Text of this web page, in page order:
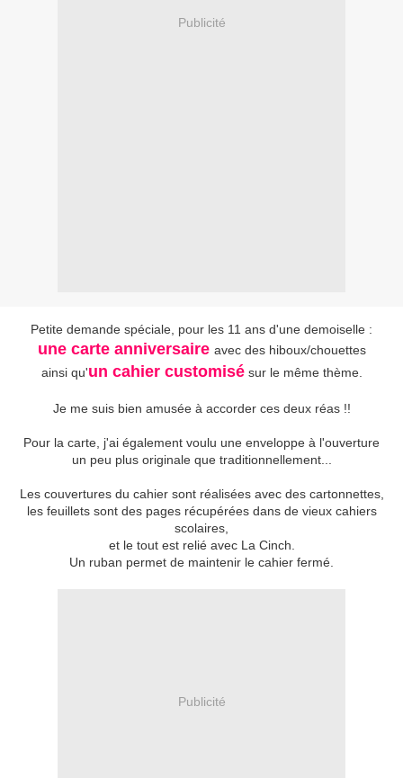
Publicité
Petite demande spéciale, pour les 11 ans d'une demoiselle :
une carte anniversaire avec des hiboux/chouettes
ainsi qu'un cahier customisésur le même thème.
Je me suis bien amusée à accorder ces deux réas !!
Pour la carte, j'ai également voulu une enveloppe à l'ouverture
un peu plus originale que traditionnellement...
Les couvertures du cahier sont réalisées avec des cartonnettes,
les feuillets sont des pages récupérées dans de vieux cahiers
scolaires,
et le tout est relié avec La Cinch.
Un ruban permet de maintenir le cahier fermé.
Publicité